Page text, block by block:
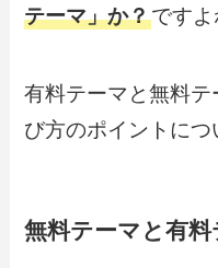
テーマ」か？ですよ
有料テーマと無料
び方のポイントにつ
無料テーマと有